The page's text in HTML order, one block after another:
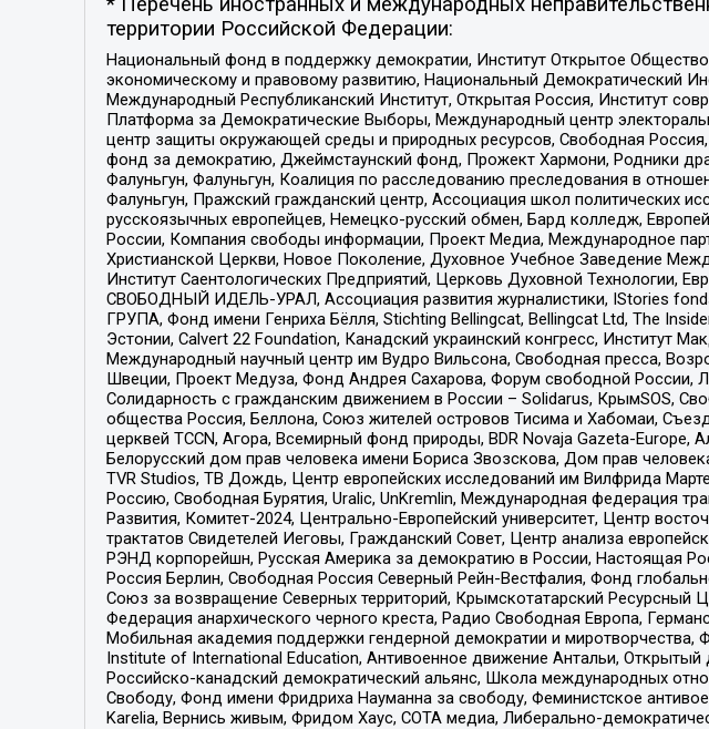
территории Российской Федерации:
Национальный фонд в поддержку демократии, Институт Открытое
экономическому и правовому развитию, Национальный Демократический
Международный Республиканский Институт, Открытая Россия, Институт
Платформа за Демократические Выборы, Международный центр
центр защиты окружающей среды и природных ресурсов, Свободная
фонд за демократию, Джеймстаунский фонд, Прожект Хармони, Родники
Фалуньгун, Фалуньгун, Коалиция по расследованию преследования в
Фалуньгун, Пражский гражданский центр, Ассоциация школ политических
русскоязычных европейцев, Немецко-русский обмен, Бард колледж,
России, Компания свободы информации, Проект Медиа, Международное
Христианской Церкви, Новое Поколение, Духовное Учебное Заведение
Институт Саентологических Предприятий, Церковь Духовной Технологии,
СВОБОДНЫЙ ИДЕЛЬ-УРАЛ, Ассоциация развития журналистики, IStories
ГРУПА, Фонд имени Генриха Бёлля, Stichting Bellingcat, Bellingcat Ltd, The
Эстонии, Calvert 22 Foundation, Канадский украинский конгресс, Институт
Международный научный центр им Вудро Вильсона, Свободная пресса,
Швеции, Проект Медуза, Фонд Андрея Сахарова, Форум свободной России,
Солидарность с гражданским движением в России – Solidarus, КрымSOS,
общества Россия, Беллона, Союз жителей островов Тисима и Хабомаи,
церквей TCCN, Агора, Всемирный фонд природы, BDR Novaja Gazeta-
Белорусский дом прав человека имени Бориса Звозскова, Дом прав
TVR Studios, ТВ Дождь, Центр европейских исследований им Вилфрида
Россию, Свободная Бурятия, Uralic, UnKremlin, Международная федерация
Развития, Комитет-2024, Центрально-Европейский университет, Центр
трактатов Свидетелей Иеговы, Гражданский Совет, Центр анализа
РЭНД корпорейшн, Русская Америка за демократию в России, Настоящая
Россия Берлин, Свободная Россия Северный Рейн-Вестфалия, Фонд
Союз за возвращение Северных территорий, Крымскотатарский Ресурсный
Федерация анархического черного креста, Радио Свободная Европа,
Мобильная академия поддержки гендерной демократии и миротворчества,
Institute of International Education, Антивоенное движение Антальи,
Российско-канадский демократический альянс, Школа международных
Свободу, Фонд имени Фридриха Науманна за свободу, Феминистское
Karelia, Вернись живым, Фридом Хаус, СОТА медиа, Либерально-